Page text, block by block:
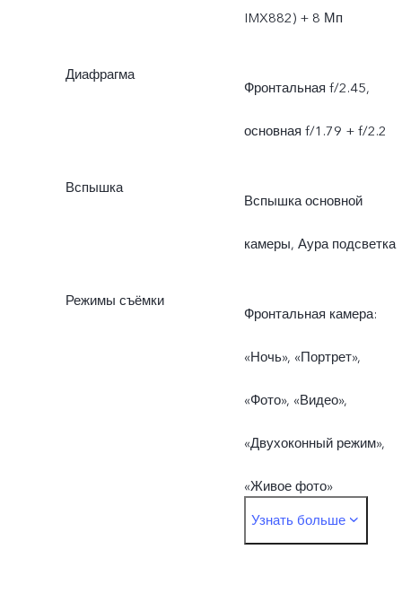
IMX882) + 8 Мп
Диафрагма
Фронтальная f/2.45,
основная f/1.79 + f/2.2
Вспышка
Вспышка основной
камеры, Аура подсветка
Режимы съёмки
Фронтальная камера:
«Ночь», «Портрет»,
«Фото», «Видео»,
«Двухоконный режим»,
«Живое фото»
Основная камера:
Узнать больше